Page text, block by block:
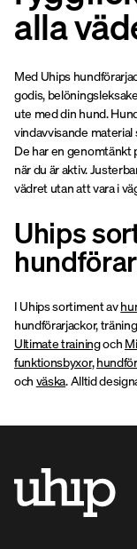
alla
Med Uhips
godis,
ute med din hund.
vindavvisande
De har en genomtänkt
när du är aktiv.
vädret utan att vara i
Uhips
I Uhips sortiment av
hundförarjackor,
Ultimate trainingoch
funktionsbyxor,
och väska. Alltid